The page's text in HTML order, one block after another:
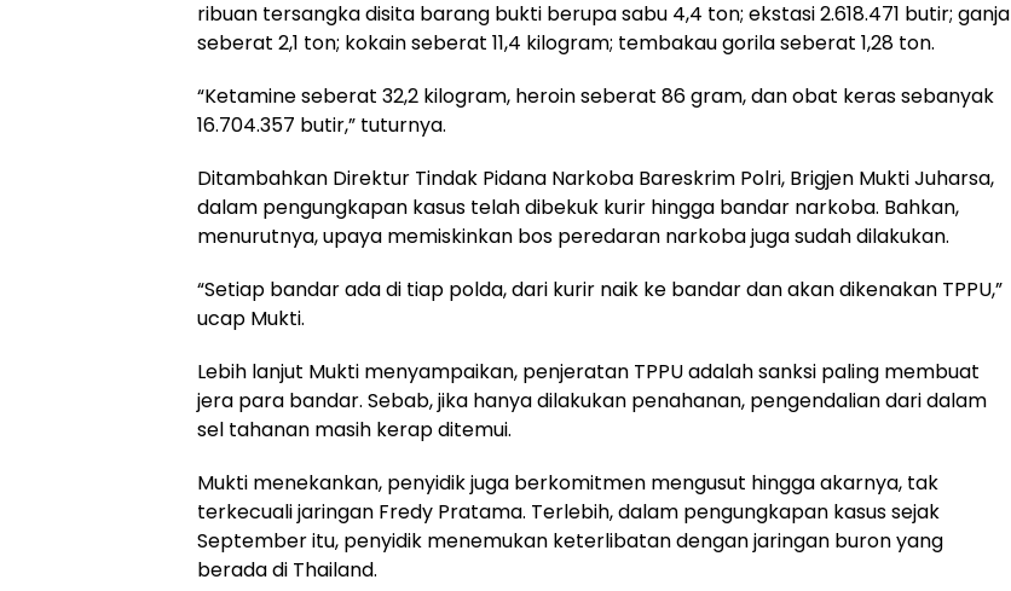
ribuan tersangka disita barang bukti berupa sabu 4,4 ton; ekstasi 2.618.471 butir; ganja
seberat 2,1 ton; kokain seberat 11,4 kilogram; tembakau gorila seberat 1,28 ton.
“Ketamine seberat 32,2 kilogram, heroin seberat 86 gram, dan obat keras sebanyak
16.704.357 butir,” tuturnya.
Ditambahkan Direktur Tindak Pidana Narkoba Bareskrim Polri, Brigjen Mukti Juharsa,
dalam pengungkapan kasus telah dibekuk kurir hingga bandar narkoba. Bahkan,
menurutnya, upaya memiskinkan bos peredaran narkoba juga sudah dilakukan.
“Setiap bandar ada di tiap polda, dari kurir naik ke bandar dan akan dikenakan TPPU,”
ucap Mukti.
Lebih lanjut Mukti menyampaikan, penjeratan TPPU adalah sanksi paling membuat
jera para bandar. Sebab, jika hanya dilakukan penahanan, pengendalian dari dalam
sel tahanan masih kerap ditemui.
Mukti menekankan, penyidik juga berkomitmen mengusut hingga akarnya, tak
terkecuali jaringan Fredy Pratama. Terlebih, dalam pengungkapan kasus sejak
September itu, penyidik menemukan keterlibatan dengan jaringan buron yang
berada di Thailand.